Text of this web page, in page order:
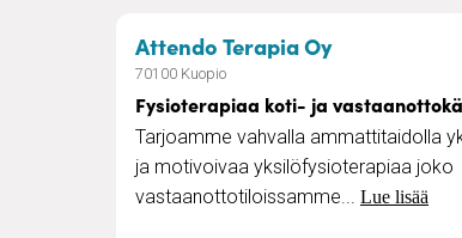
Attendo Terapia Oy–
70100 Kuopio
Fysioterapiaa koti- ja
Tarjoamme vahvalla ammattitaidolla
ja motivoivaa yksilöfysioterapiaa joko
vastaanottotiloissamme... Lue lisää